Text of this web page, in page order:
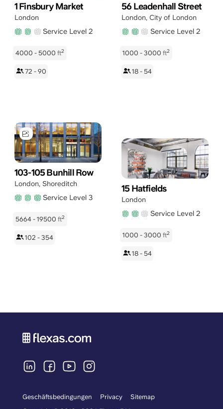
1 Finsbury Market
London
Service Level 2
4000 - 5000 ft2
72 - 90
56 Leadenhall Street
London, City of London
Service Level 2
1000 - 3000 ft2
18 - 54
103-105 Bunhill Row
London, Shoreditch
Service Level 3
5664 - 19500 ft2
102 - 354
15 Hatfields
London
Service Level 2
1000 - 3000 ft2
18 - 54
Geschäftsbedingungen Privacy
Sitemap